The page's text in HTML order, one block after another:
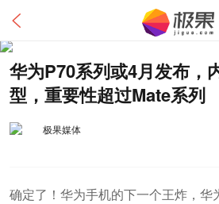
华为P70系列或4月发布，
型，重要性超过Mate系列
极果媒体
确定了！华为手机的下一个王炸，华